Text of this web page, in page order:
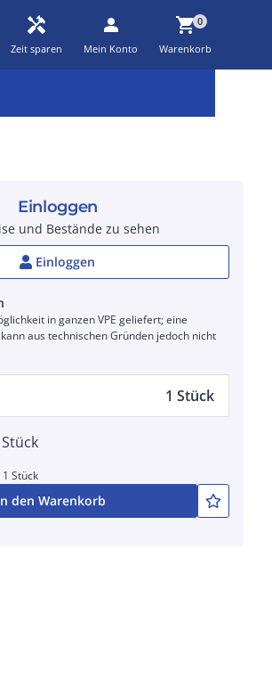
handyman
Zeit sparen
person
Mein Konto
shopping_cart0
Warenkorb
Einloggen
und Bestände zu sehen
Einloggen
in ganzen VPE geliefert; eine
aus technischen Gründen jedoch nicht
1 Stück
Stück
Stück
den Warenkorb